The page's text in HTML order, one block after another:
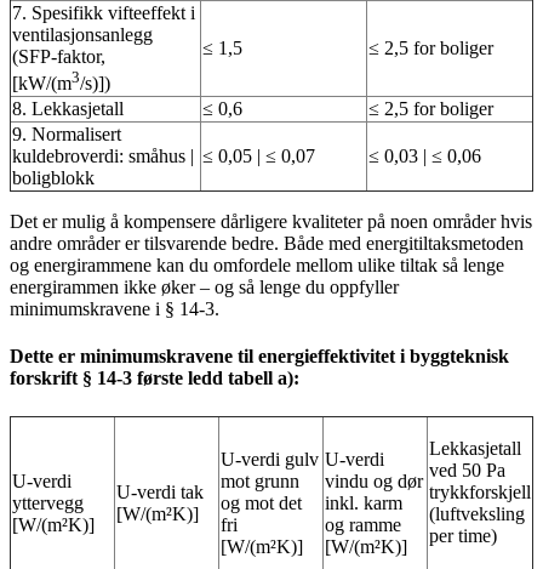
7. Spesifikk vifteeffekt i
ventilasjonsanlegg
(SFP-faktor,
[kW/(m3/s)])
≤ 1,5 ≤ 2,5 for boliger
8. Lekkasjetall ≤ 0,6
≤ 2,5 for boliger
9. Normalisert
kuldebroverdi: småhus |
boligblokk
≤ 0,05 | ≤ 0,07 ≤ 0,03 | ≤ 0,06
Det er mulig å kompensere dårligere kvaliteter på noen områder hvis
andre områder er tilsvarende bedre. Både med energitiltaksmetoden
og energirammene kan du omfordele mellom ulike tiltak så lenge
energirammen ikke øker – og så lenge du oppfyller
minimumskravene i § 14-3.
Dette er minimumskravene til energieffektivitet i byggteknisk
forskrift § 14-3 første ledd tabell a):
U-verdi
yttervegg
[W/(m²K)]
U-verdi tak
[W/(m²K)]
U-verdi gulv
mot grunn
og mot det
fri
[W/(m²K)]
U-verdi
vindu og dør
inkl. karm
og ramme
[W/(m²K)]
Lekkasjetall
ved 50 Pa
trykkforskjell
(luftveksling
per time)